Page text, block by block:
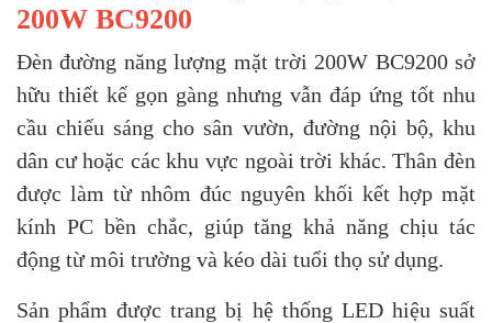
200W BC9200
Đèn đường năng lượng mặt trời 200W BC9200 sở
hữu thiết kế gọn gàng nhưng vẫn đáp ứng tốt nhu
cầu chiếu sáng cho sân vườn, đường nội bộ, khu
dân cư hoặc các khu vực ngoài trời khác. Thân đèn
được làm từ nhôm đúc nguyên khối kết hợp mặt
kính PC bền chắc, giúp tăng khả năng chịu tác
động từ môi trường và kéo dài tuổi thọ sử dụng.
Sản phẩm được trang bị hệ thống LED hiệu suất